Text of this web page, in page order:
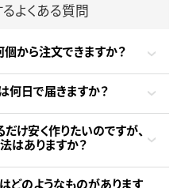
よくある質問
から注文できますか？
何日で届きますか？
け安く作りたいのですが、
はありますか？
どのようなものがあります